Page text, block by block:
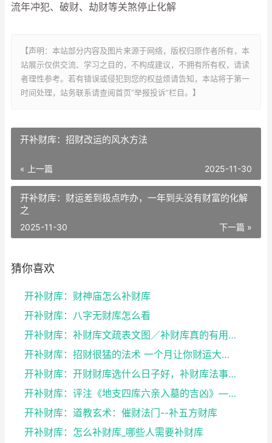
流年冲犯、破财、劫财等关煞停止化解
【声明：本站部分内容及图片来源于网络，版权归原作者所有，本
站展示仅供交流、学习之目的，不构成建议，不拥有所有权，请读
者理性参考。若有错误或侵犯到您的权益烦请告知，本站将于第一
时间处理，站务联系请查阅首页“举报投诉”栏目。】
开补财库：招财改运的风水方法
« 上一篇 2025-11-30
开补财库：财运差到极点咋办，一年到头没有财富的化解
之
下一篇 »
2025-11-30
猜你喜欢
开补财库：财神庙怎么补财库
开补财库：八字无财库怎么看
开补财库：补财库文疏表文图／补财库真的有用吗
开补财库：招财很猛的法术 一个月让你财运大改变
开补财库：开财财库选什么日子好，补财库法事可以经常...
开补财库：评注《地支四库六亲入墓的吉凶》——谈八字...
开补财库：道教玄术：催财法门--补五方财库
开补财库：怎么补财库_哪些人需要补财库